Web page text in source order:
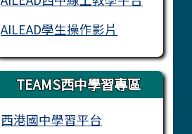
AILEAD學生操作影片
TEAMS西中學習專區
西港國中學習平台